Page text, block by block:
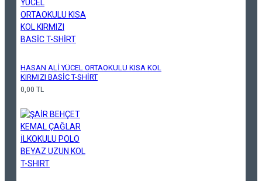
HASAN ALİ YÜCEL ORTAOKULU KISA KOL
KIRMIZI BASİC T-SHİRT
0,00 TL